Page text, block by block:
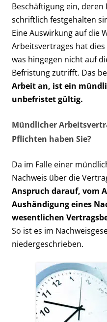
Beschäftigung ein,
schriftlich festgehalten
Eine Auswirkung auf die
Arbeitsvertrages hat
was hingegen nicht auf
Befristung zutrifft. Das
Arbeit an, ist ein
unbefristet gültig.
Mündlicher
Pflichten haben Sie?
Da im Falle einer
Nachweis über die
Anspruch darauf, vom
Aushändigung eines
wesentlichen
So ist es im
niedergeschrieben.